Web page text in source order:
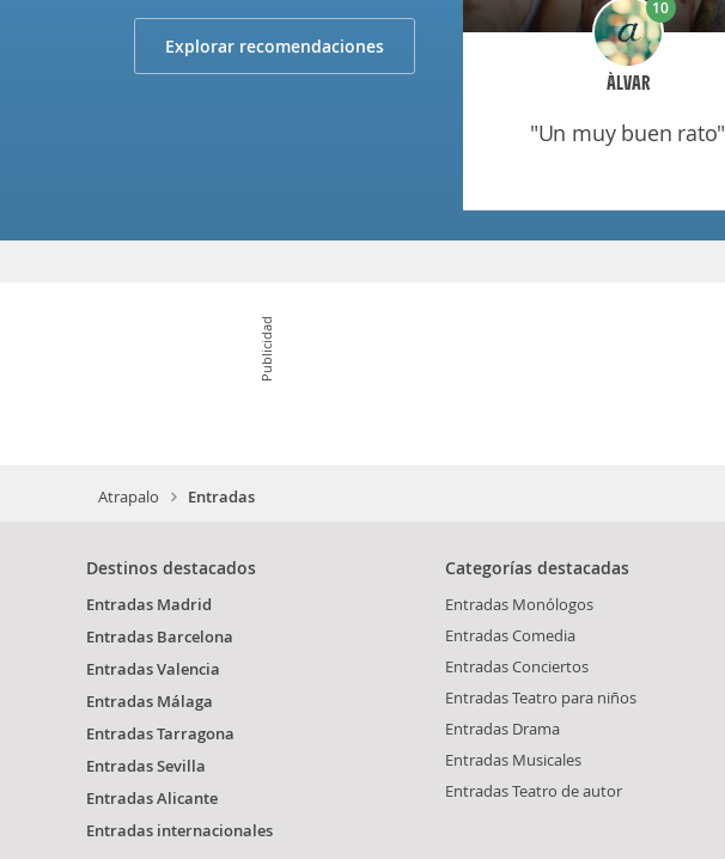
ÀLVAR
10
"un muy buen rato"
Explorar recomendaciones
Publicidad
Atrapalo Entradas
Destinos destacados
Entradas Madrid
Entradas Barcelona
Entradas Valencia
Entradas Málaga
Entradas Tarragona
Entradas Sevilla
Entradas Alicante
Entradas internacionales
Categorías destacadas
Entradas Monólogos
Entradas Comedia
Entradas Conciertos
Entradas Teatro para niños
Entradas Drama
Entradas Musicales
Entradas Teatro de autor